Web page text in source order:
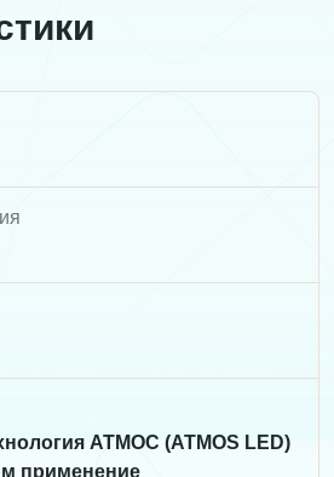
АТМОС (ATMOS LED)
применение